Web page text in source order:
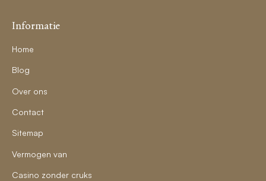
Informatie
Home
Blog
Over ons
Contact
Sitemap
Vermogen van
Casino zonder cruks